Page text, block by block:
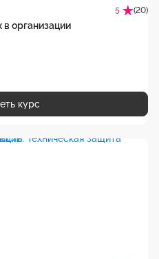
5 (20)
организации
курс